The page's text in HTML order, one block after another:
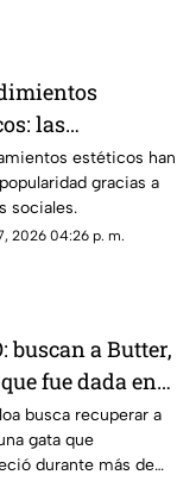
las
antes
rellenos o
estéticos han
gracias a
sociales.
2026 04:26 p. m.
buscan a Butter,
fue dada en
tras
en Ciudad
busca recuperar a
gata que
durante más de